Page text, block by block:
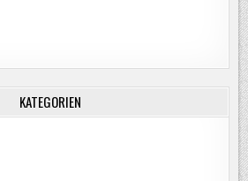
KATEGORIEN